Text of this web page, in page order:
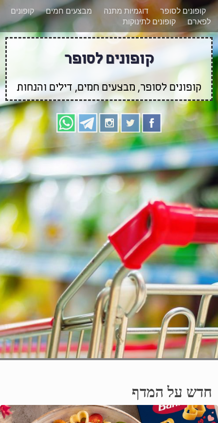
קופונים לסופר דוגמיות מתנה מבצעים חמים
קופונים
לפארם
קופונים לתינוקות
קופונים לסופר
קופונים לסופר, מבצעים חמים, דילים והנחות
חדש על המדף